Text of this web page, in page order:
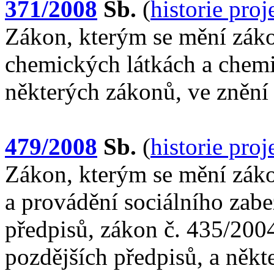
371/2008 Sb. (historie
Zákon, kterým se mění
chemických látkách a
některých zákonů, ve
479/2008 Sb. (historie
Zákon, kterým se mění
a provádění sociálního
předpisů, zákon č. 435/
pozdějších předpisů, a